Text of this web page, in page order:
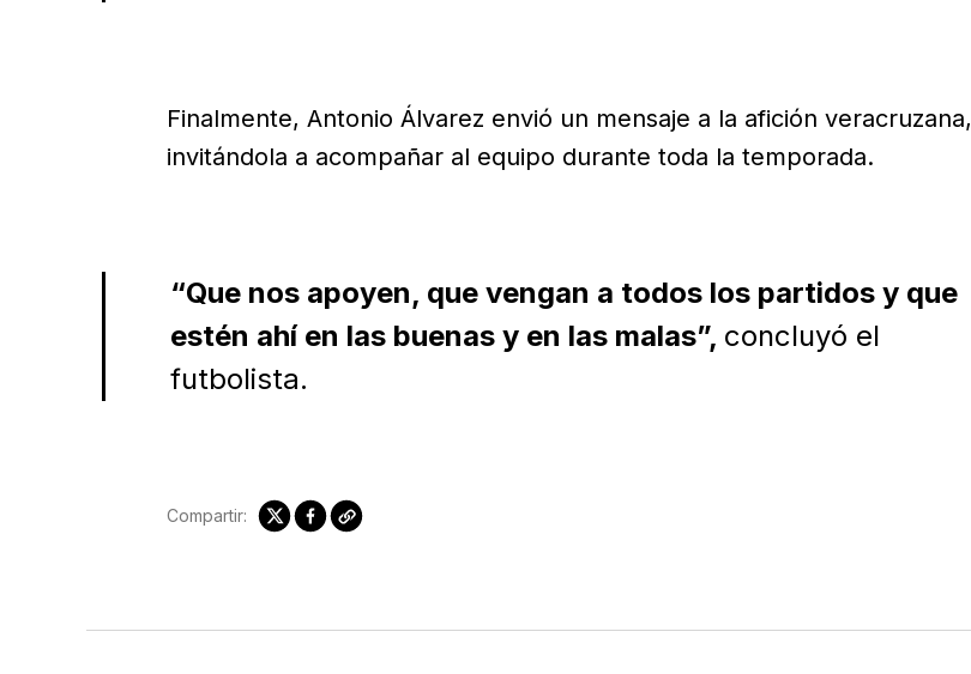
Finalmente, Antonio Álvarez envió un mensaje a la afición veracruzana,
invitándola a acompañar al equipo durante toda la temporada.
“Que nos apoyen, que vengan a todos los partidos y que
estén ahí en las buenas y en las malas”, concluyó el
futbolista.
Compartir: